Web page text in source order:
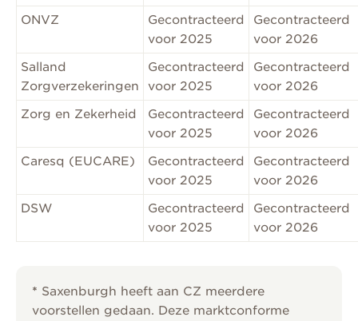
ONVZ
Gecontracteerd
voor 2025
Gecontracteerd
voor 2026
Salland
Zorgverzekeringen
Gecontracteerd
voor 2025
Gecontracteerd
voor 2026
Zorg en Zekerheid
Gecontracteerd
voor 2025
Gecontracteerd
voor 2026
Caresq (EUCARE)
Gecontracteerd
voor 2025
Gecontracteerd
voor 2026
DSW
Gecontracteerd
voor 2025
Gecontracteerd
voor 2026
* Saxenburgh heeft aan CZ meerdere
voorstellen gedaan. Deze marktconforme